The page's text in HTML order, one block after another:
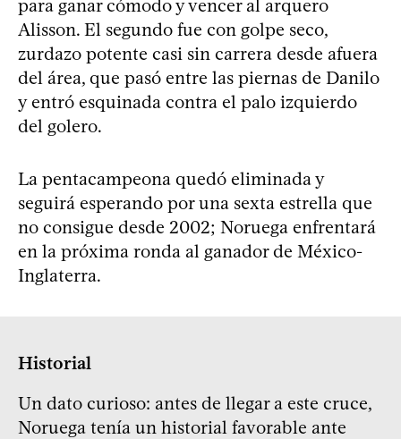
para ganar cómodo y vencer al arquero
Alisson. El segundo fue con golpe seco,
zurdazo potente casi sin carrera desde afuera
del área, que pasó entre las piernas de Danilo
y entró esquinada contra el palo izquierdo
del golero.
La pentacampeona quedó eliminada y
seguirá esperando por una sexta estrella que
no consigue desde 2002; Noruega enfrentará
en la próxima ronda al ganador de México-
Inglaterra.
Historial
Un dato curioso: antes de llegar a este cruce,
Noruega tenía un historial favorable ante